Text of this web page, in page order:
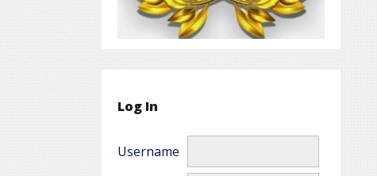
Log In
Username